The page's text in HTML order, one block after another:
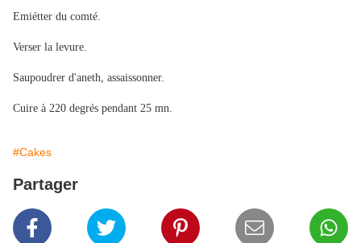
Emiétter du comté.
Verser la levure.
Saupoudrer d'aneth, assaissonner.
Cuire à 220 degrés pendant 25 mn.
#Cakes
Partager